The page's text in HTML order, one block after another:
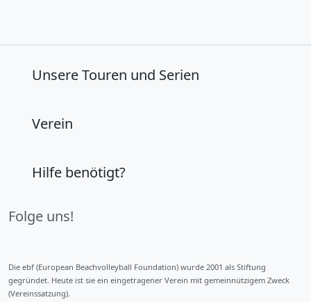
Unsere Touren und Serien
Verein
Hilfe benötigt?
Folge uns!
Die ebf (European Beachvolleyball Foundation) wurde 2001 als Stiftung
gegründet. Heute ist sie ein eingetragener Verein mit gemeinnützigem Zweck
(Vereinssatzung).